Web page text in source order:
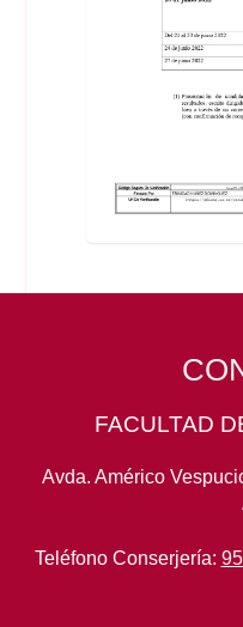
FACULTAD
Avda. Américo
Teléfono Conserjería: